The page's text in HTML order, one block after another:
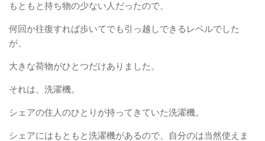
もともと持ち物の少ない人だったので、
何回か往復すれば歩いてでも引っ越しできるレベルでした
が、
大きな荷物がひとつだけありました。
それは、洗濯機。
シェアの住人のひとりが持ってきていた洗濯機。
シェアにはもともと洗濯機があるので、自分のは当然使えま